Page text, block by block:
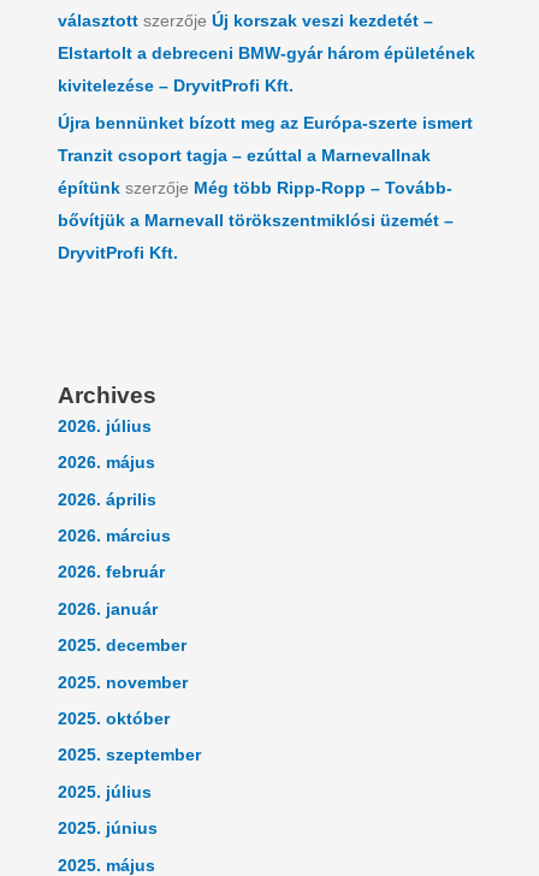
választott szerzőjeÚj korszak veszi kezdetét –
Elstartolt a debreceni BMW-gyár három épületének
kivitelezése – DryvitProfi Kft.
Újra bennünket bízott meg az Európa-szerte ismert
Tranzit csoport tagja – ezúttal a Marnevallnak
építünk szerzője Még több Ripp-Ropp – Tovább-
bővítjük a Marnevall törökszentmiklósi üzemét –
DryvitProfi Kft.
Archives
2026. július
2026. május
2026. április
2026. március
2026. február
2026. január
2025. december
2025. november
2025. október
2025. szeptember
2025. július
2025. június
2025. május